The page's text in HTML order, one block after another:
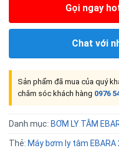
Gọi ngay
Chat với
Sản phẩm đã mua của quý
chăm sóc khách hàng 0976
Danh mục: BƠM LY TÂM
Thẻ: Máy bơm ly tâm EBARA